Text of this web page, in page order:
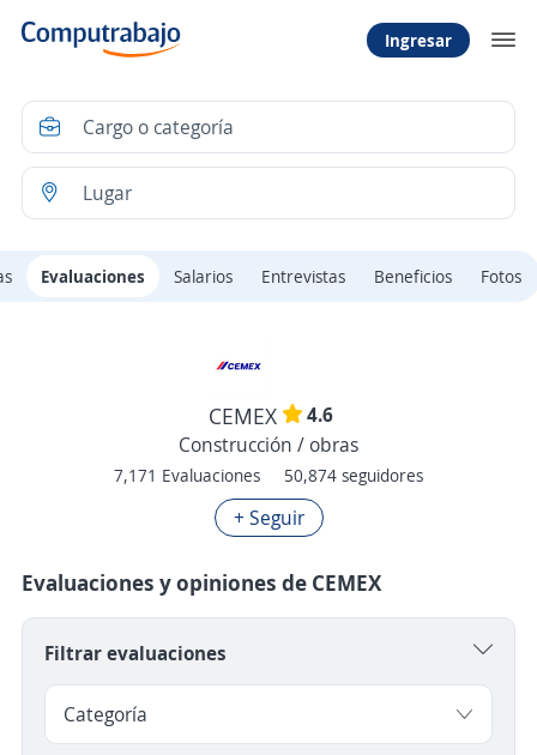
Ingresar
Evaluaciones Salarios Entrevistas Beneficios Fotos
CEMEX
4.6
Construcción / obras
7,171 Evaluaciones 50,874 seguidores
+ Seguir
Evaluaciones y opiniones de CEMEX
Filtrar evaluaciones